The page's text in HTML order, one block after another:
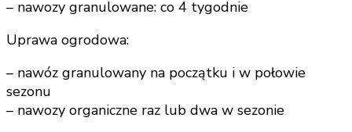
– nawozy granulowane: co 4 tygodnie
Uprawa ogrodowa:
– nawóz granulowany na początku i w połowie
sezonu
– nawozy organiczne raz lub dwa w sezonie